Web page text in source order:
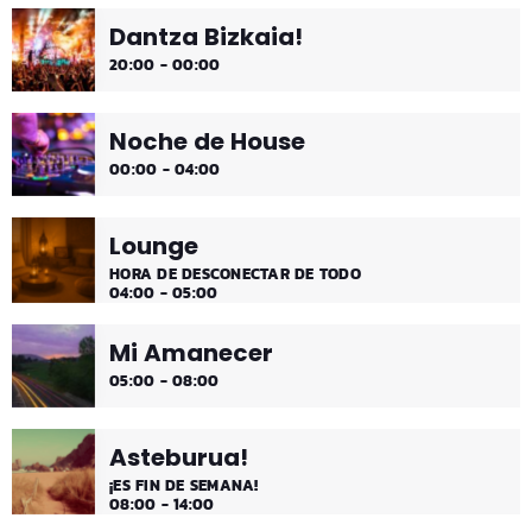
¡Toda la música!Dantza Bizkaia!
20:00 - 00:00
Noche de House
00:00 - 04:00
Lounge
HORA DE DESCONECTAR DE TODO
04:00 - 05:00
Mi Amanecer
05:00 - 08:00
Asteburua!
¡ES FIN DE SEMANA!
08:00 - 14:00